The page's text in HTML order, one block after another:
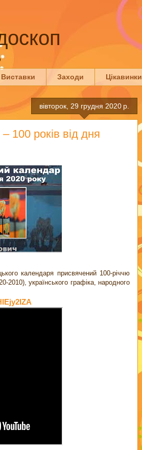
Виставки Заходи Цікавинки
вівторок, 29 грудня 2020 р.
100 років від дня
календаря присвячений 100-річчю
українського графіка, народного